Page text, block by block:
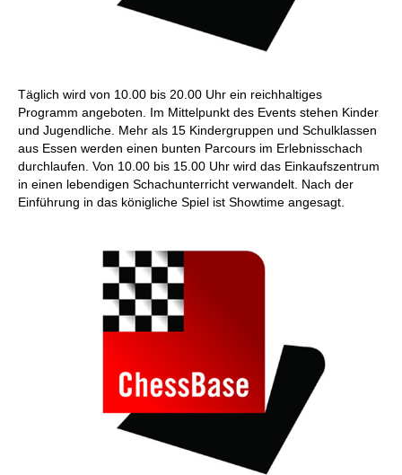
Täglich wird von 10.00 bis 20.00 Uhr ein reichhaltiges
Programm angeboten. Im Mittelpunkt des Events stehen Kinder
und Jugendliche. Mehr als 15 Kindergruppen und Schulklassen
aus Essen werden einen bunten Parcours im Erlebnisschach
durchlaufen. Von 10.00 bis 15.00 Uhr wird das Einkaufszentrum
in einen lebendigen Schachunterricht verwandelt. Nach der
Einführung in das königliche Spiel ist Showtime angesagt.